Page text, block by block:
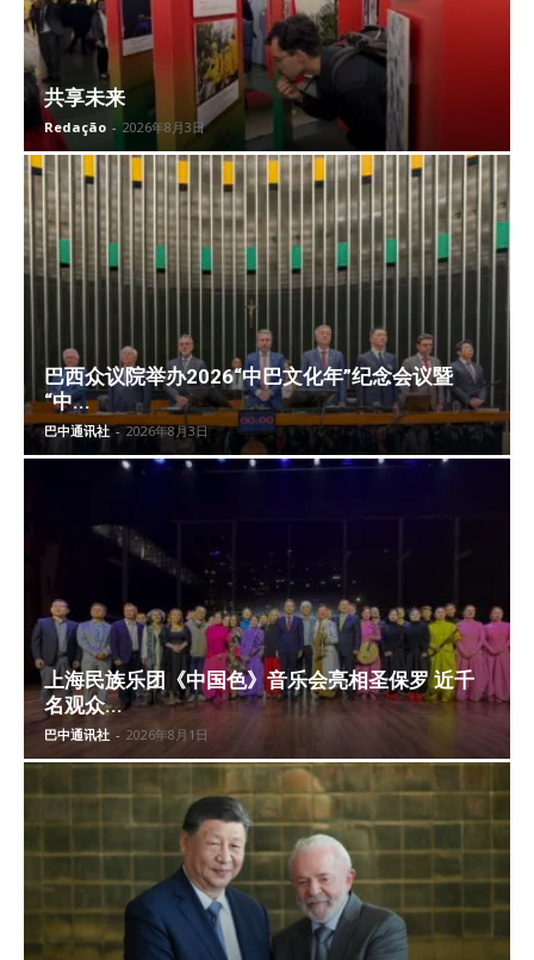
共享未来
Redação - 2026年8月3日
巴西众议院举办2026“中巴文化年”纪念会议暨
“中...
巴中通讯社 - 2026年8月3日
上海民族乐团《中国色》音乐会亮相圣保罗 近千
名观众...
巴中通讯社 - 2026年8月1日